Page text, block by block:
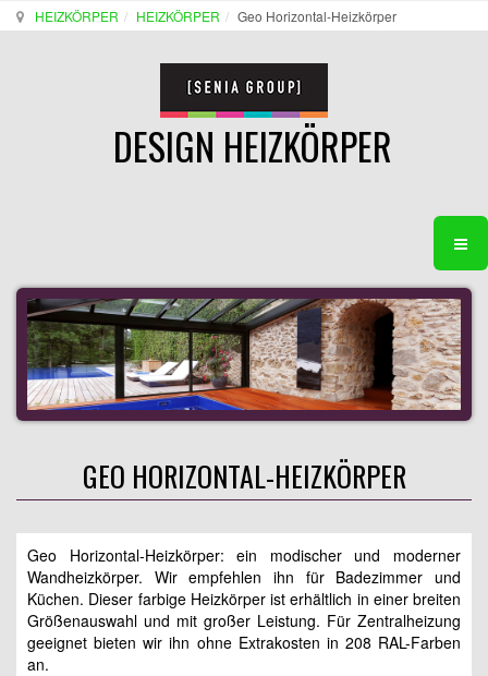
HEIZKÖRPER HEIZKÖRPER Geo Horizontal-Heizkörper
DESIGN HEIZKÖRPER
GEO HORIZONTAL-HEIZKÖRPER
Geo Horizontal-Heizkörper: ein modischer und moderner
Wandheizkörper. Wir empfehlen ihn für Badezimmer und
Küchen. Dieser farbige Heizkörper ist erhältlich in einer breiten
Größenauswahl und mit großer Leistung. Für Zentralheizung
geeignet bieten wir ihn ohne Extrakosten in 208 RAL-Farben
an.